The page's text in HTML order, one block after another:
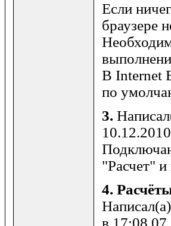
Если
браузере
В Internet
по
3.
10.12.2010
"Расчет" и
4.
Написал(а)
в 17:08